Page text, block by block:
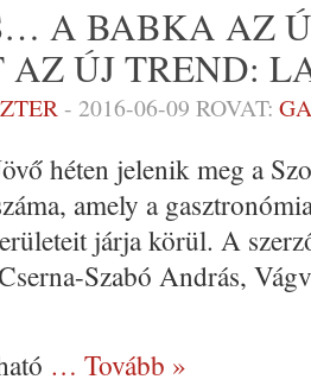
A BABKA AZ
AZ ÚJ TREND:
- 2016-06-09 ROVAT:
héten jelenik meg a
amely a
járja körül. A
Szabó András,
… Tovább »